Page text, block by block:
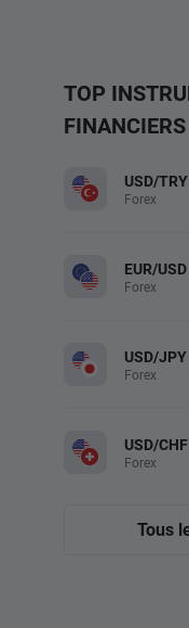
TOP
FINANCIERS
USD/TRY
Forex
EUR/USD
Forex
USD/JPY
Forex
USD/CHF
Forex
Tous